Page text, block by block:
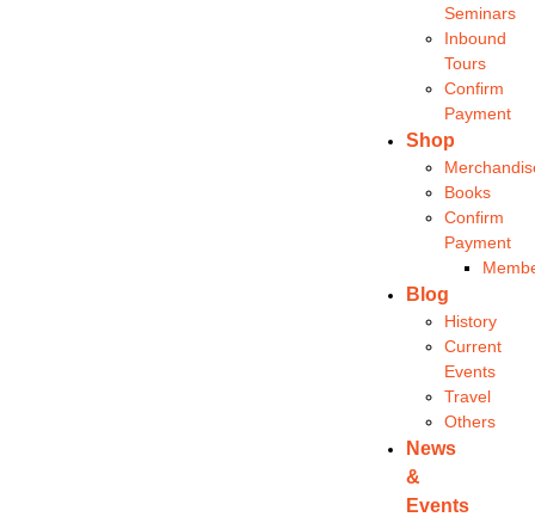
Seminars
Inbound
Tours
Confirm
Payment
Shop
Books
Confirm
Payment
Blog
History
Current
Events
Travel
Others
News
&
Events